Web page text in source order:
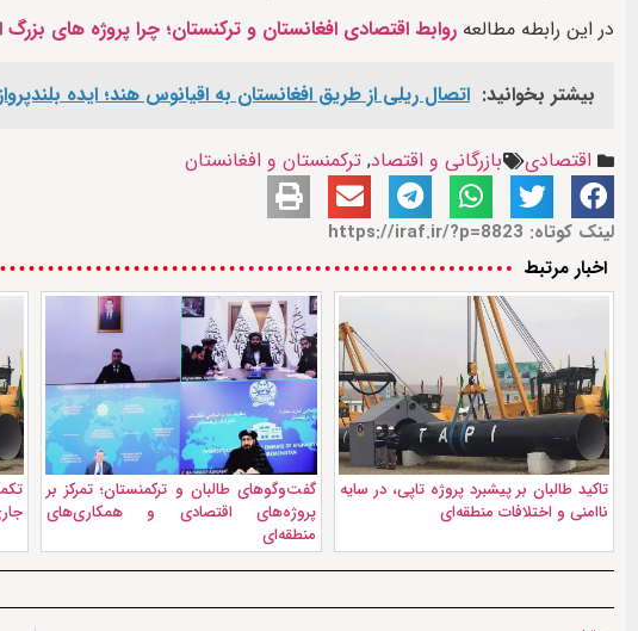
در این رابطه مطالعه روابط اقتصادی افغانستان و ترکنستان؛ چرا پروژه های
بیشتر بخوانید: اتصال ریلی از طریق افغانستان به اقیانوس هند؛ ایده
اقتصادی بازرگانی و اقتصاد, ترکمنستان و افغانستان
لینک کوتاه: https://iraf.ir/?p=8823
اخبار مرتبط
تاکید طالبان بر پیشبرد پروژه تاپی، در سایه
ناامنی و اختلافات منطقه‌ای
گفت‌وگو‌های طالبان و ترکمنستان؛ تمرکز بر
پروژه‌های اقتصادی و همکاری‌های
منطقه‌ای